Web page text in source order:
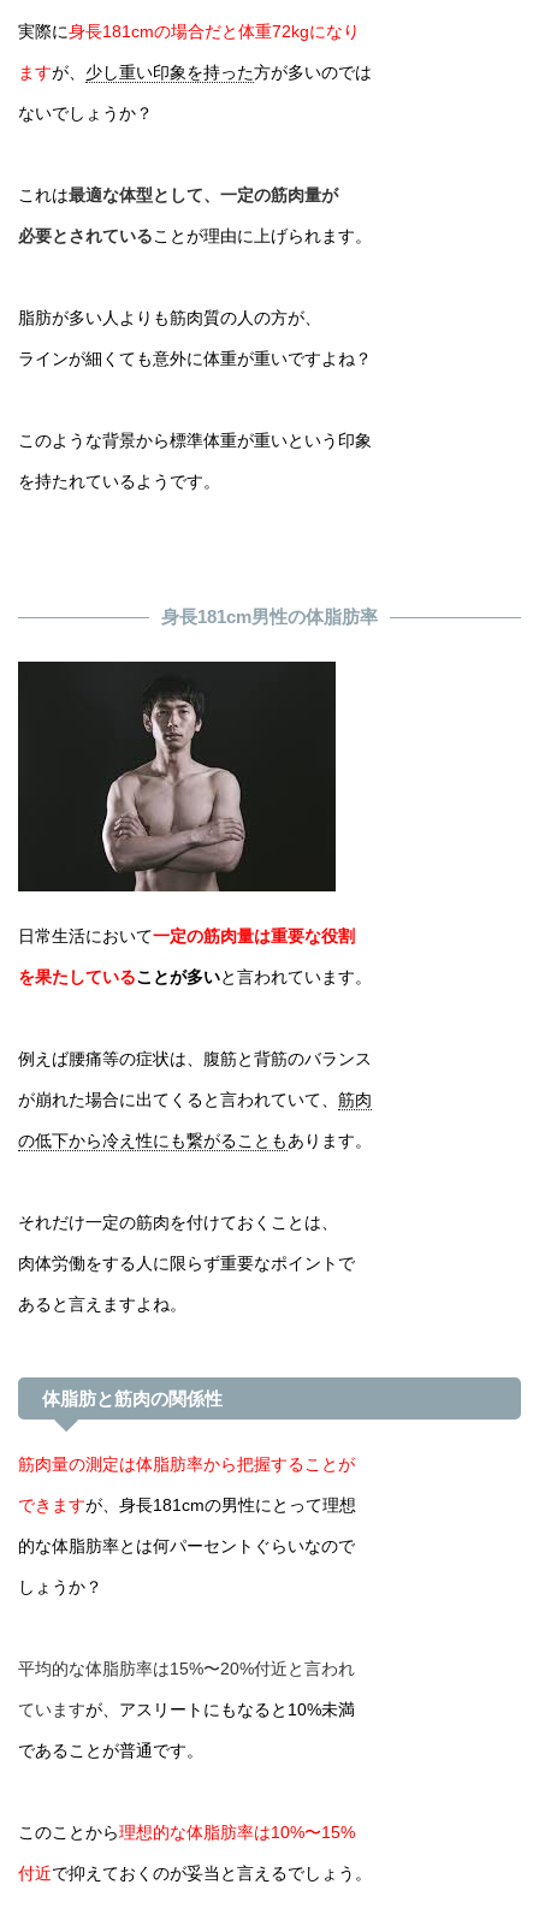
実際に身長181cmの場合だと体重72kgになり
ますが、 少し重い印象を持った方が多いのでは
ないでしょうか？
これは最適な体型として、一定の筋肉量が
必要とされていることが理由に上げられます。
脂肪が多い人よりも筋肉質の人の方が、
ラインが細くても意外に体重が重いですよね？
このような背景から標準体重が重いという印象
を持たれているようです。
身長181cm男性の体脂肪率
日常生活において一定の筋肉量は重要な役割
を果たしていることが多いと言われています。
例えば腰痛等の症状は、腹筋と背筋のバランス
が崩れた場合に出てくると言われていて、 筋肉
の低下から冷え性にも繋がることもあります。
それだけ一定の筋肉を付けておくことは、
肉体労働をする人に限らず重要なポイントで
あると言えますよね。
体脂肪と筋肉の関係性
筋肉量の測定は体脂肪率から把握することが
できますが、身長181cmの男性にとって理想
的な体脂肪率とは何パーセントぐらいなので
しょうか？
平均的な体脂肪率は15%〜20%付近と言われ
ていますが、アスリートにもなると10%未満
であることが普通です。
このことから理想的な体脂肪率は10%〜15%
付近で抑えておくのが妥当と言えるでしょう。